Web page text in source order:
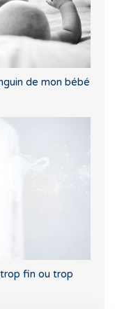
de mon bébé
fin ou trop